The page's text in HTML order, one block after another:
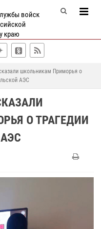
войск
краю
школьникам Приморья о
АЭС
О ТРАГЕДИИ